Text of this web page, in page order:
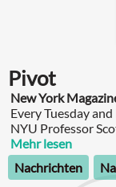
Pivot
New York
Every Tuesday
NYU Professor
into the biggest
Mehr lesen
Nachrichten